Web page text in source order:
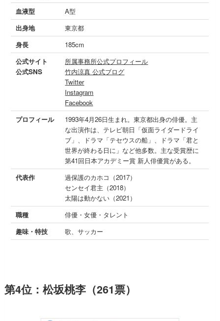
血液型
A型
出身地
東京都
身長
185cm
公式サイト
公式SNS
所属事務所公式プロフィール
竹内涼真 公式ブログ
Twitter
Instagram
Facebook
プロフィール
1993年4月26日生まれ。東京都出身の俳優。主
な出演作は、テレビ朝日「仮面ライダードライ
ブ」、ドラマ「テセウスの船」、ドラマ「君と
世界が終わる日に」など他多数。主な受賞歴に
第41回日本アカデミー賞 新人俳優賞がある。
代表作
過保護のカホコ（2017）
センセイ君主（2018）
太陽は動かない（2021）
職種
俳優・女優・タレント
趣味・特技
歌、サッカー
第4位：松坂桃李（261票）